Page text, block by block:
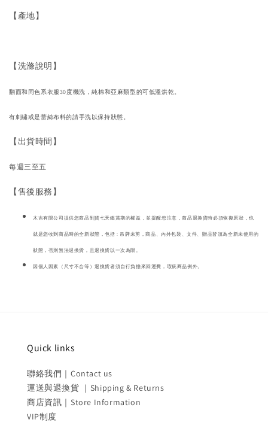
【產地】
【洗滌說明】
翻面和同色系衣服30度機洗，純棉和亞麻類型的可低溫烘乾。
有刺繡或是蕾絲布料的請手洗以保持狀態。
【出貨時間】
每週三至五
【售後服務】
木吉有限公司提供您商品到貨七天鑑賞期的權益，並提醒您注意，商品退換貨時必須恢復原狀，也
就是您收到商品時的全新狀態，包括 : 吊牌未剪，商品、內外包裝、文件、贈品皆須為全新未使用的
狀態，否則無法退換貨，且退換貨以一次為限。
因個人因素（尺寸不合等）退換貨者須自行負擔來回運費，瑕疵商品例外。
Quick links
聯絡我們｜Contact us
運送與退換貨 ｜Shipping & Returns
商店資訊｜Store Information
VIP制度